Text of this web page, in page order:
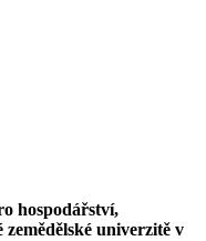
hospodářství,
zemědělské univerzitě v